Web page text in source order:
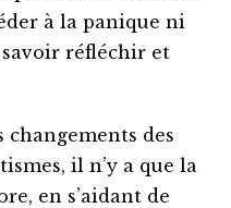
à la panique ni
réfléchir et
changements des
il n’y a que la
en s’aidant de